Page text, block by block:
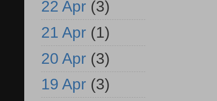
22 Apr (3)
21 Apr (1)
20 Apr (3)
19 Apr (3)